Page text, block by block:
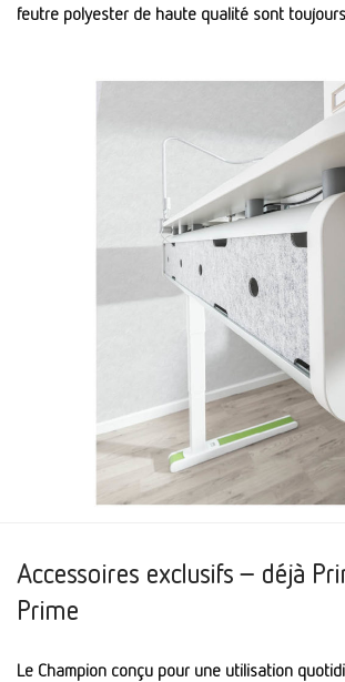
feutre polyester de haute qualité sont
Accessoires exclusifs – déjà
Prime
Le Champion conçu pour une utilisation